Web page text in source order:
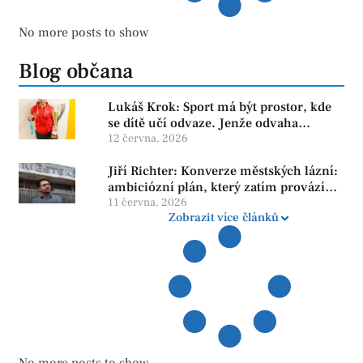
No more posts to show
Blog občana
Lukáš Krok: Sport má být prostor, kde
se dítě učí odvaze. Jenže odvaha
neroste tam, kde se bojí udělat chybu.
12 června, 2026
Jiří Richter: Konverze městských lázní:
ambiciózní plán, který zatím provází
více otazníků než jistot
11 června, 2026
Zobrazit více článků